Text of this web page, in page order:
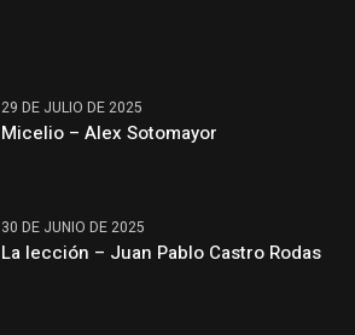
29 DE JULIO DE 2025
Micelio – Alex Sotomayor
30 DE JUNIO DE 2025
La lección – Juan Pablo Castro Rodas